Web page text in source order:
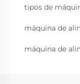
tipos de
máquina de
máquina de